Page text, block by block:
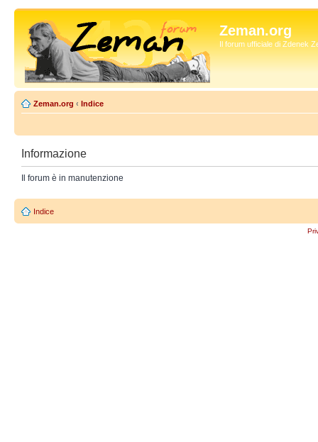
Zeman.org
Il forum ufficiale di Zdenek
Zeman.org ‹ Indice
Informazione
Il forum è in manutenzione
Indice